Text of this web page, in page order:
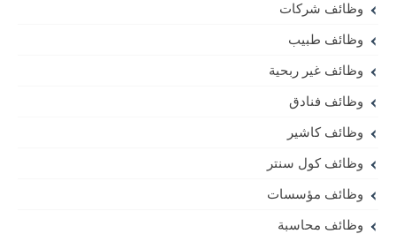
وظائف شركات
وظائف طبيب
وظائف غير ربحية
وظائف فنادق
وظائف كاشير
وظائف كول سنتر
وظائف مؤسسات
وظائف محاسبة